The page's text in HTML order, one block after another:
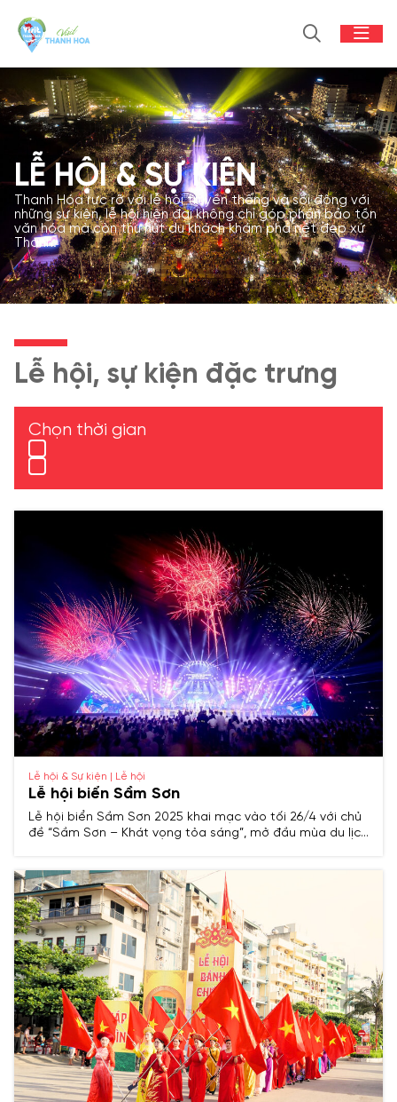
LỄ HỘI & SỰ KIỆN
Thanh Hóa rực rỡ với lễ hội truyền thống và sôi động với
những sự kiện, lễ hội hiện đại không chỉ góp phần bảo tồn
văn hóa mà còn thu hút du khách khám phá nét đẹp xứ
Thanh.
Lễ hội, sự kiện đặc trưng
Chọn thời gian
Lễ hội & Sự kiện | Lễ hội
Lễ hội biển Sầm Sơn
Lễ hội biển Sầm Sơn 2025 khai mạc vào tối 26/4 với chủ
đề “Sầm Sơn – Khát vọng tỏa sáng”, mở đầu mùa du lịch